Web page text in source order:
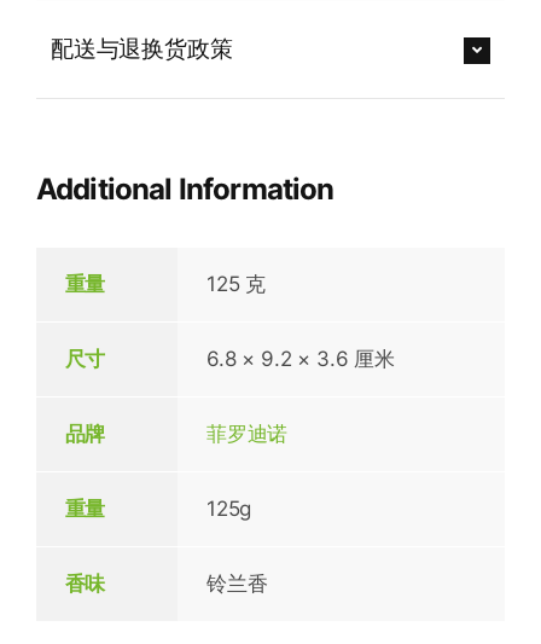
配送与退换货政策
Additional Information
重量 125 克
尺寸 6.8 × 9.2 × 3.6 厘米
品牌 菲罗迪诺
重量 125g
香味 铃兰香